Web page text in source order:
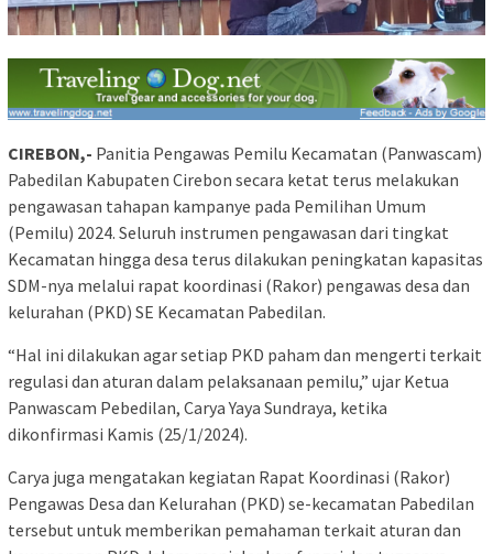
CIREBON,- Panitia Pengawas Pemilu Kecamatan (Panwascam)
Pabedilan Kabupaten Cirebon secara ketat terus melakukan
pengawasan tahapan kampanye pada Pemilihan Umum
(Pemilu) 2024. Seluruh instrumen pengawasan dari tingkat
Kecamatan hingga desa terus dilakukan peningkatan kapasitas
SDM-nya melalui rapat koordinasi (Rakor) pengawas desa dan
kelurahan (PKD) SE Kecamatan Pabedilan.
“Hal ini dilakukan agar setiap PKD paham dan mengerti terkait
regulasi dan aturan dalam pelaksanaan pemilu,” ujar Ketua
Panwascam Pebedilan, Carya Yaya Sundraya, ketika
dikonfirmasi Kamis (25/1/2024).
Carya juga mengatakan kegiatan Rapat Koordinasi (Rakor)
Pengawas Desa dan Kelurahan (PKD) se-kecamatan Pabedilan
tersebut untuk memberikan pemahaman terkait aturan dan